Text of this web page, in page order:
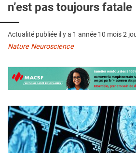
PUBLICITÉ
CONDITIONS GÉNÉRALES
CONTACT
n’est pas toujours fatale
Actualité publiée il y a 1 année 10 mois 2
Nature Neuroscience